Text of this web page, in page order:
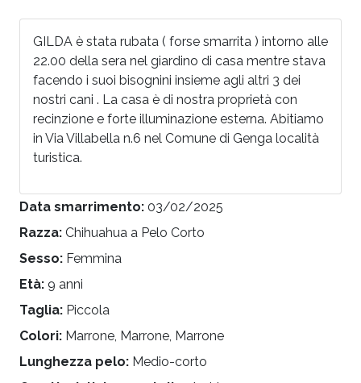
GILDA è stata rubata ( forse smarrita ) intorno alle
22.00 della sera nel giardino di casa mentre stava
facendo i suoi bisognini insieme agli altri 3 dei
nostri cani . La casa è di nostra proprietà con
recinzione e forte illuminazione esterna. Abitiamo
in Via Villabella n.6 nel Comune di Genga località
turistica.
Data smarrimento: 03/02/2025
Razza: Chihuahua a Pelo Corto
Sesso: Femmina
Età: 9 anni
Taglia: Piccola
Colori: Marrone, Marrone, Marrone
Lunghezza pelo: Medio-corto